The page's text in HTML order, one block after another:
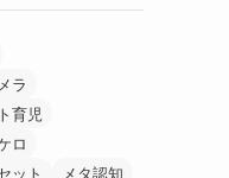
ラ
育児
ロ
ット メタ認知